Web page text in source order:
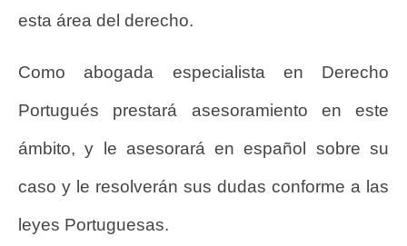
esta área del derecho.
Como abogada especialista en Derecho
Portugués prestará asesoramiento en este
ámbito, y le asesorará en español sobre su
caso y le resolverán sus dudas conforme a las
leyes Portuguesas.